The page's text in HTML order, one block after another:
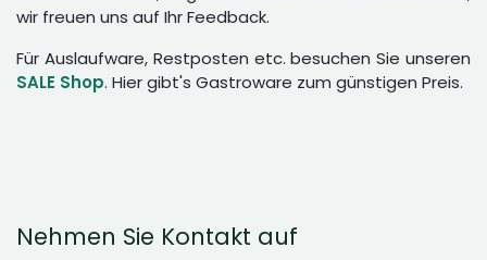
wir freuen uns auf Ihr Feedback.
Für Auslaufware, Restposten etc. besuchen Sie unseren
SALE Shop. Hier gibt's Gastroware zum günstigen Preis.
Nehmen Sie Kontakt auf